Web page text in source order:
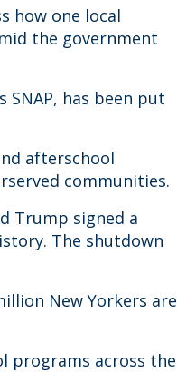
how one local
the government
has been put
afterschool
communities.
Trump signed a
The shutdown
New Yorkers are
programs across the